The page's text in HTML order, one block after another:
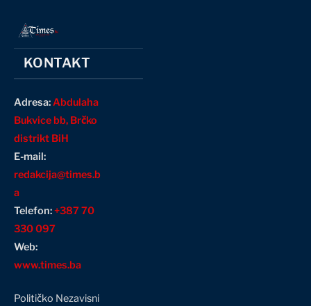
KONTAKT
Adresa:Abdulaha
Bukvice bb, Brčko
distrikt BiH
E-mail:
redakcija@times.b
a
Telefon:+387 70
330 097
Web:
www.times.ba
Političko Nezavisni